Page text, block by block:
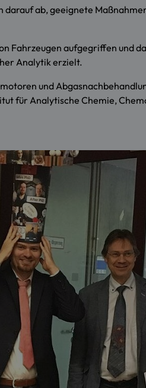
ab, geeignete
Fahrzeugen aufgegriffen und
Analytik erzielt.
und
für Analytische Chemie,